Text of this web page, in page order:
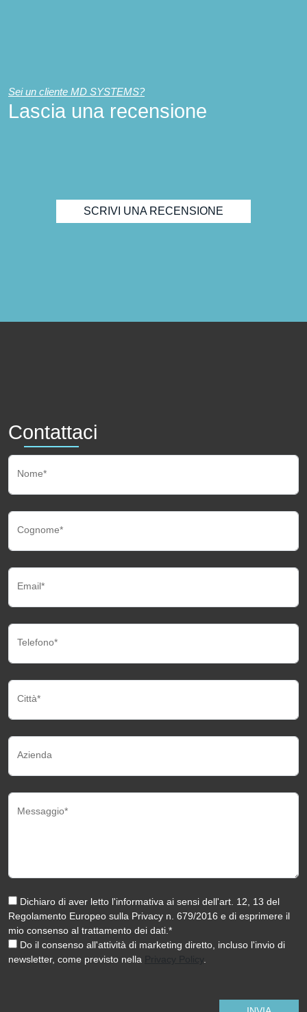
Sei un cliente MD SYSTEMS?
Lascia una recensione
SCRIVI UNA RECENSIONE
Contattaci
Nome*
Cognome*
Email*
Telefono*
Città*
Azienda
Messaggio*
Dichiaro di aver letto l'informativa ai sensi dell'art. 12, 13 del
Regolamento Europeo sulla Privacy n. 679/2016 e di esprimere il
mio consenso al trattamento dei dati.*
Do il consenso all'attività di marketing diretto, incluso l'invio di
newsletter, come previsto nella
.